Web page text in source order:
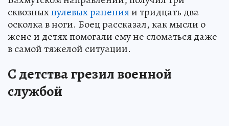
сквозныхпулевых раненияи тридцать два
осколка в ноги. Боец рассказал, как мысли о
жене и детях помогали ему не сломаться даже
в самой тяжелой ситуации.
С детства грезил военной
службой